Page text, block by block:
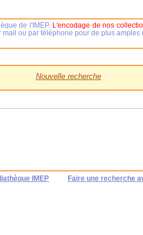
Nouvelle recherche
IMEP Faire une recherche
de l'IMEP. L'encodage de nos
ou par téléphone pour de plus amples